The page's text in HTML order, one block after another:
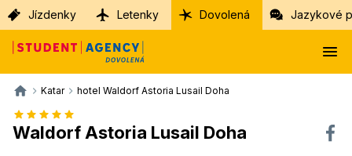
Jízdenky Letenky Dovolená Jazykové
Katar hotel Waldorf Astoria Lusail Doha
Waldorf Astoria Lusail Doha